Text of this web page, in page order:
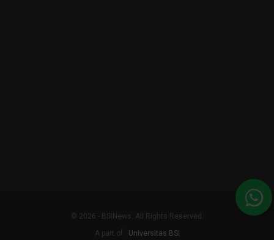
© 2026 - BSINews. All Rights Reserved.
A part of :
Universitas BSI